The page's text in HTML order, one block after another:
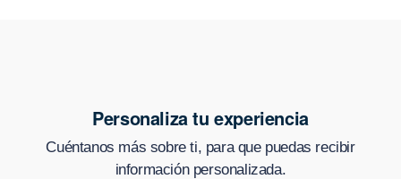
Personaliza tu experiencia
Cuéntanos más sobre ti, para que puedas recibir
información personalizada.